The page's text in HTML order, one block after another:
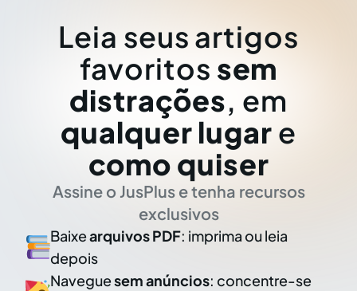
Leia seus artigos
favoritos sem
distrações, em
qualquer lugar e
como quiser
Assine o JusPlus e tenha recursos
exclusivos
Baixearquivos PDF: imprima ou leia
depois
Naveguesem anúncios: concentre-se